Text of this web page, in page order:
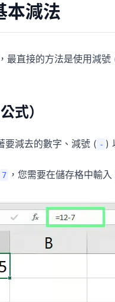
本減法
最直接的方法是使用減號
式）
要減去的數字、減號 ( - )
7 ，您需要在儲存格中輸入